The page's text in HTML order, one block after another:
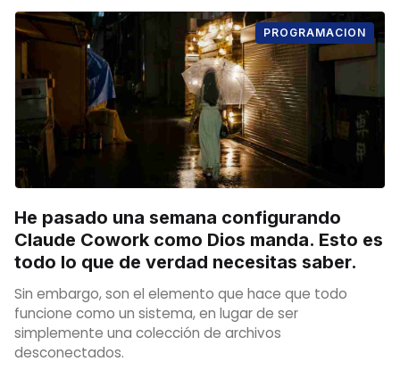
PROGRAMACION
He pasado una semana configurando
Claude Cowork como Dios manda. Esto es
todo lo que de verdad necesitas saber.
Sin embargo, son el elemento que hace que todo
funcione como un sistema, en lugar de ser
simplemente una colección de archivos
desconectados.